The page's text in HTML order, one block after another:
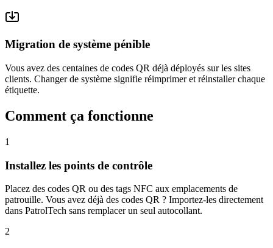
Migration de système pénible
Vous avez des centaines de codes QR déjà déployés sur les sites
clients. Changer de système signifie réimprimer et réinstaller chaque
étiquette.
Comment ça fonctionne
1
Installez les points de contrôle
Placez des codes QR ou des tags NFC aux emplacements de
patrouille. Vous avez déjà des codes QR ? Importez-les directement
dans PatrolTech sans remplacer un seul autocollant.
2